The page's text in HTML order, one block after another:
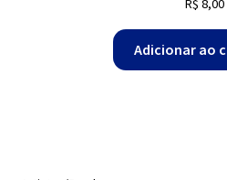
R$ 8,00
Adicionar ao